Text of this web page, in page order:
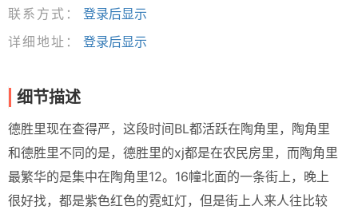
联系方式：
登录后显示
详细地址：
登录后显示
细节描述
德胜里现在查得严，这段时间BL都活跃在陶角里，陶角里
和德胜里不同的是，德胜里的xj都是在农民房里，而陶角里
最繁华的是集中在陶角里12。16幢北面的一条街上，晚上
很好找，都是紫色红色的霓虹灯，但是街上人来人往比较